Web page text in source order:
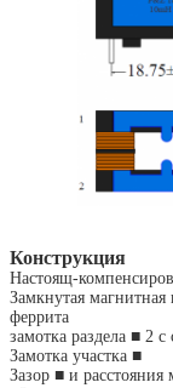
Конструкция
Настоящ-
Замкнутая
феррита
замотка раздела ■ 2 с
Замотка участка ■
Зазор ■ и